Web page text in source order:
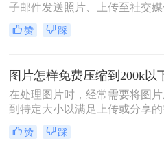
子邮件发送照片、上传至社交媒
用于网页设计等。然而，原始照
件通常较大，这不仅会占用大量
何压缩变得尤为重要。以下是四
用的图片压缩方法，帮助您轻
这一问题。
赞 踩
在处理图片时，经常需要将图
到特定大小以满足上传或分享的
求。那么图片怎样免费压缩到
下呢？本文将介绍两种免费将图
赞 踩